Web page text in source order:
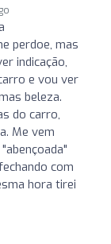
perdoe, mas
indicação,
e vou ver
beleza.
do carro,
Me vem
com
hora tirei